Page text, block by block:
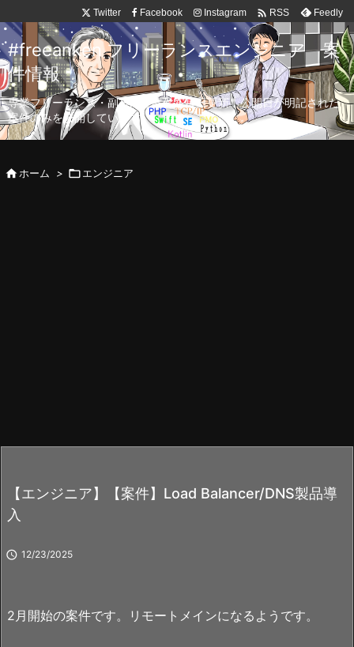
Twitter Facebook Instagram  RSS Feedly
#freeanken フリーランスエンジニア 案
件情報
専業フリーランス・副業向け案件を毎日更新！公開日が明記された
案件のみを公開しています。
ホーム > エンジニア
【エンジニア】【案件】Load Balancer/DNS製品導
入
 12/23/2025
2月開始の案件です。リモートメインになるようです。